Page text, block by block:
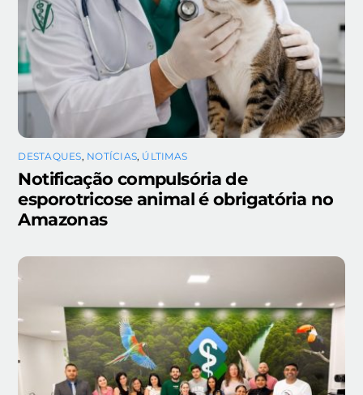
DESTAQUES, NOTÍCIAS, ÚLTIMAS
Notificação compulsória de
esporotricose animal é obrigatória no
Amazonas